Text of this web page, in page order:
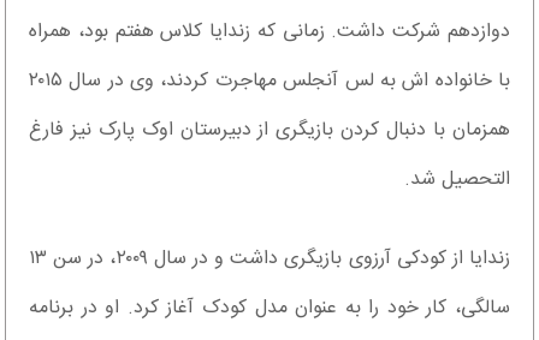
دوازدهم شرکت داشت. زمانی که زندایا کلاس هفتم بود، همراه
با خانواده اش به لس آنجلس مهاجرت کردند، وی در سال ۲۰۱۵
همزمان با دنبال کردن بازیگری از دبیرستان اوک پارک نیز فارغ
التحصیل شد.
زندایا از کودکی آرزوی بازیگری داشت و در سال ۲۰۰۹، در سن ۱۳
سالگی، کار خود را به عنوان مدل کودک آغاز کرد. او در برنامه